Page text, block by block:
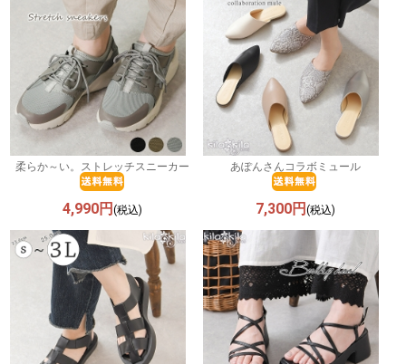
柔らか～い。ストレッチスニーカー
4,990円(税込)
あぽんさんコラボミュール
7,300円 (税込)